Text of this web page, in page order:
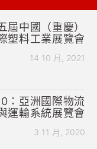
屆中國（重慶）
塑料工業展覽會
14 10 月, 2021
：亞洲國際物流
運輸系統展覽會
3 11 月, 2020